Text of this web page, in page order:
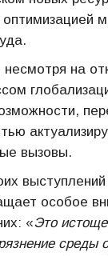
на
вызовы.
особое
«Это
среды